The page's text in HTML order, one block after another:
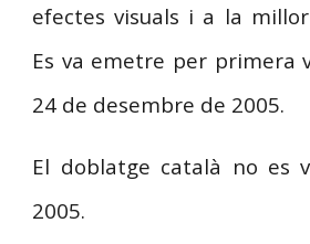
efectes visuals i a la
Es va emetre per primera
24 de desembre de 2005.
El doblatge català no es
2005.